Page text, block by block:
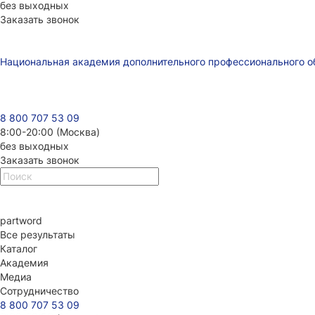
без выходных
Заказать звонок
Национальная академия дополнительного профессионального
8 800 707 53 09
8:00-20:00 (Москва)
без выходных
Заказать звонок
partword
Все результаты
Каталог
Академия
Медиа
Сотрудничество
8 800 707 53 09